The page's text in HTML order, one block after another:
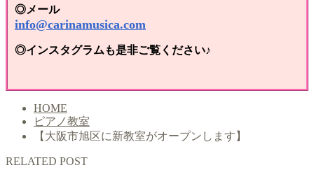
◎メール
info@carinamusica.com
◎インスタグラムも是非ご覧ください♪
HOME
ピアノ教室
【大阪市旭区に新教室がオープンします】
RELATED POST